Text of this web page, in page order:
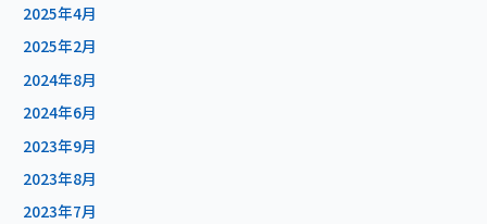
2025年4月
2025年2月
2024年8月
2024年6月
2023年9月
2023年8月
2023年7月